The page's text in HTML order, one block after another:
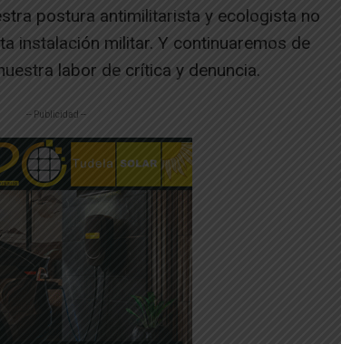
postura antimilitarista y ecologista no
instalación militar. Y continuaremos de
labor de crítica y denuncia.
-- Publicidad --